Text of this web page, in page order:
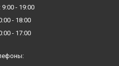
- 19:00
- 18:00
- 17:00